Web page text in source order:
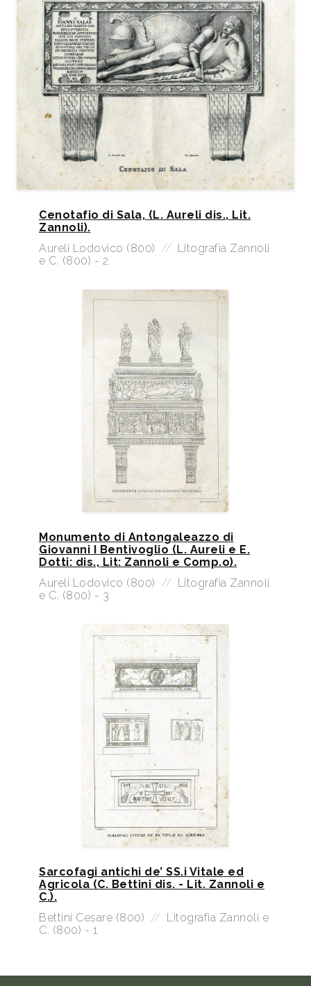
Cenotafio di Sala, (L. Aureli dis., Lit.
Zannoli).
Aureli Lodovico (800) // Litografia Zannoli
e C. (800) - 2
Monumento di Antongaleazzo di
Giovanni I Bentivoglio (L. Aureli e E.
Dotti: dis., Lit: Zannoli e Comp.o).
Aureli Lodovico (800) // Litografia Zannoli
e C. (800) - 3
Sarcofagi antichi de’ SS.i Vitale ed
Agricola (C. Bettini dis. - Lit. Zannoli e
C.).
Bettini Cesare (800) // Litografia Zannoli e
C. (800) - 1